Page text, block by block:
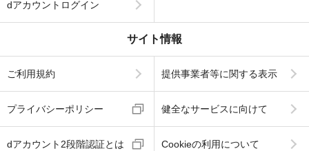
dアカウントログイン
サイト情報
ご利用規約 提供事業者等に関する表示
プライバシーポリシー 健全なサービスに向けて
dアカウント2段階認証とは Cookieの利用について